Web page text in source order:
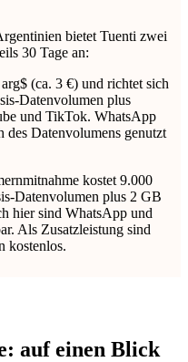
bietet Tuenti zwei
30 Tage an:
(ca. 3 €) und richtet sich
Datenvolumen plus
und TikTok. WhatsApp
Datenvolumens genutzt
kostet 9.000
Datenvolumen plus 2 GB
hier sind WhatsApp und
Als Zusatzleistung sind
kostenlos.
auf einen Blick